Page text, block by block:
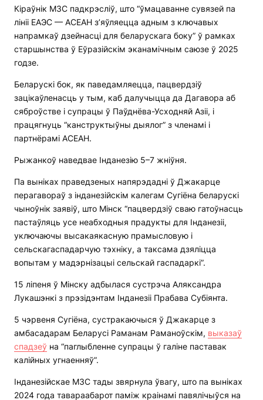
Кіраўнік МЗС падкрэсліў, што “ўмацаванне сувязей па
лініі ЕАЭС — АСЕАН з’яўляецца адным з ключавых
напрамкаў дзейнасці для беларускага боку” ў рамках
старшынства ў Еўразійскім эканамічным саюзе ў 2025
годзе.
Беларускі бок, як паведамляецца, пацвердзіў
зацікаўленасць у тым, каб далучыцца да Дагавора аб
сяброўстве і супрацы ў Паўднёва-Усходняй Азіі, і
працягнуць “канструктыўны дыялог” з членамі і
партнёрамі АСЕАН.
Рыжанкоў наведвае Інданезію 5–7 жніўня.
Па выніках праведзеных напярэдадні ў Джакарце
перагавораў з інданезійскім калегам Сугіёна беларускі
чыноўнік заявіў, што Мінск “пацвердзіў сваю гатоўнасць
пастаўляць усе неабходныя прадукты для Інданезіі,
уключаючы высакаякасную прамысловую і
сельскагаспадарчую тэхніку, а таксама дзяліцца
вопытам у мадэрнізацыі сельскай гаспадаркі”.
15 ліпеня ў Мінску адбылася сустрэча Аляксандра
Лукашэнкі з прэзідэнтам Інданезіі Прабава Субіянта.
5 чэрвеня Сугіёна, сустракаючыся ў Джакарце з
амбасадарам Беларусі Раманам Раманоўскім, выказаў
спадзеў на “паглыбленне супрацы ў галіне паставак
калійных угнаенняў”.
Інданезійскае МЗС тады звярнула ўвагу, што па выніках
2024 года тавараабарот паміж краінамі павялічыўся на